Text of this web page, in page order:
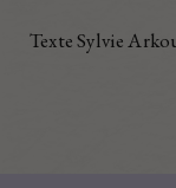
Texte Sylvie